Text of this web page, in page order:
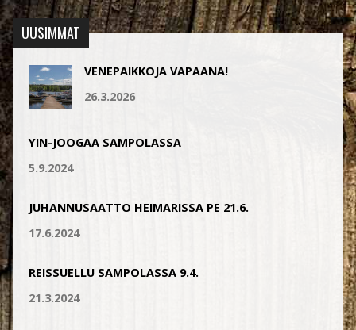
UUSIMMAT
VENEPAIKKOJA VAPAANA!
26.3.2026
YIN-JOOGAA SAMPOLASSA
5.9.2024
JUHANNUSAATTO HEIMARISSA PE 21.6.
17.6.2024
REISSUELLU SAMPOLASSA 9.4.
21.3.2024